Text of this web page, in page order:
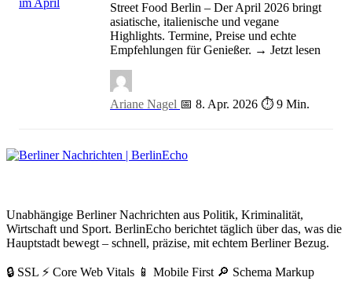
Street Food Berlin 2026: Die 5 besten Food-Events im April
Street Food Berlin – Der April 2026 bringt
asiatische, italienische und vegane
Highlights. Termine, Preise und echte
Empfehlungen für Genießer. → Jetzt lesen
Ariane Nagel 📅 8. Apr. 2026 ⏱ 9 Min.
Unabhängige Berliner Nachrichten aus Politik, Kriminalität,
Wirtschaft und Sport. BerlinEcho berichtet täglich über das, was die
Hauptstadt bewegt – schnell, präzise, mit echtem Berliner Bezug.
🔒 SSL ⚡ Core Web Vitals 📱 Mobile First 🔎 Schema Markup